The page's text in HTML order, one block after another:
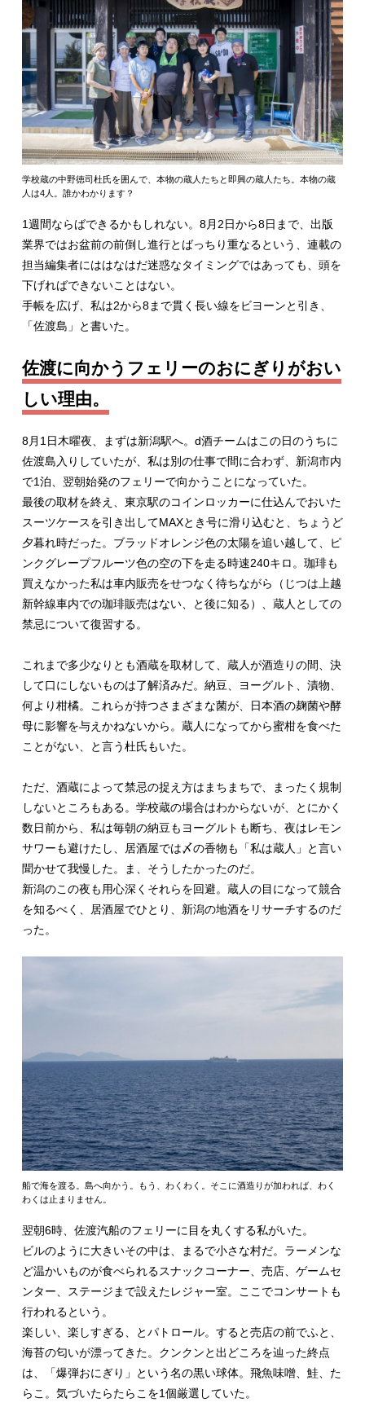
学校蔵の中野徳司杜氏を囲んで、本物の蔵人たちと即興の蔵人たち。本物の蔵
人は4人。誰かわかります？
1週間ならばできるかもしれない。8月2日から8日まで、出版
業界ではお盆前の前倒し進行とばっちり重なるという、連載の
担当編集者にははなはだ迷惑なタイミングではあっても、頭を
下げればできないことはない。
手帳を広げ、私は2から8まで貫く長い線をビヨーンと引き、
「佐渡島」と書いた。
佐渡に向かうフェリーのおにぎりがおい
しい理由。
8月1日木曜夜、まずは新潟駅へ。d酒チームはこの日のうちに
佐渡島入りしていたが、私は別の仕事で間に合わず、新潟市内
で1泊、翌朝始発のフェリーで向かうことになっていた。
最後の取材を終え、東京駅のコインロッカーに仕込んでおいた
スーツケースを引き出してMAXとき号に滑り込むと、ちょうど
夕暮れ時だった。ブラッドオレンジ色の太陽を追い越して、ピ
ンクグレープフルーツ色の空の下を走る時速240キロ。珈琲も
買えなかった私は車内販売をせつなく待ちながら（じつは上越
新幹線車内での珈琲販売はない、と後に知る）、蔵人としての
禁忌について復習する。
これまで多少なりとも酒蔵を取材して、蔵人が酒造りの間、決
して口にしないものは了解済みだ。納豆、ヨーグルト、漬物、
何より柑橘。これらが持つさまざまな菌が、日本酒の麹菌や酵
母に影響を与えかねないから。蔵人になってから蜜柑を食べた
ことがない、と言う杜氏もいた。
ただ、酒蔵によって禁忌の捉え方はまちまちで、まったく規制
しないところもある。学校蔵の場合はわからないが、とにかく
数日前から、私は毎朝の納豆もヨーグルトも断ち、夜はレモン
サワーも避けたし、居酒屋では〆の香物も「私は蔵人」と言い
聞かせて我慢した。ま、そうしたかったのだ。
新潟のこの夜も用心深くそれらを回避。蔵人の目になって競合
を知るべく、居酒屋でひとり、新潟の地酒をリサーチするのだ
った。
船で海を渡る。島へ向かう。もう、わくわく。そこに酒造りが加われば、わく
わくは止まりません。
翌朝6時、佐渡汽船のフェリーに目を丸くする私がいた。
ビルのように大きいその中は、まるで小さな村だ。ラーメンな
ど温かいものが食べられるスナックコーナー、売店、ゲームセ
ンター、ステージまで設えたレジャー室。ここでコンサートも
行われるという。
楽しい、楽しすぎる、とパトロール。すると売店の前でふと、
海苔の匂いが漂ってきた。クンクンと出どころを辿った終点
は、「爆弾おにぎり」という名の黒い球体。飛魚味噌、鮭、た
らこ。気づいたらたらこを1個厳選していた。